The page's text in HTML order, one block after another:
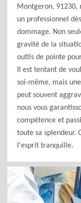
Montgeron, 91230,
un professionnel
dommage. Non
gravité de la
outils de pointe
Il est tentant de
soi-même, mais
peut souvent
nous vous
compétence et
toute sa splendeur.
l'esprit tranquille.